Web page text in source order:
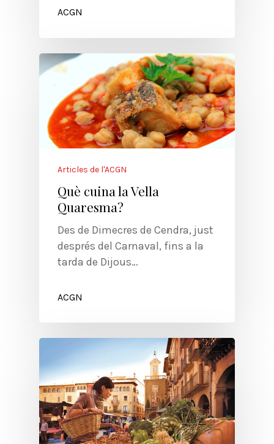
ACGN
Articles de l'ACGN
Què cuina la Vella
Quaresma?
Des de Dimecres de Cendra, just
després del Carnaval, fins a la
tarda de Dijous…
ACGN